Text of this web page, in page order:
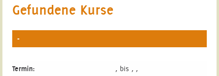
Gefundene Kurse
-
Termin:
, bis , ,